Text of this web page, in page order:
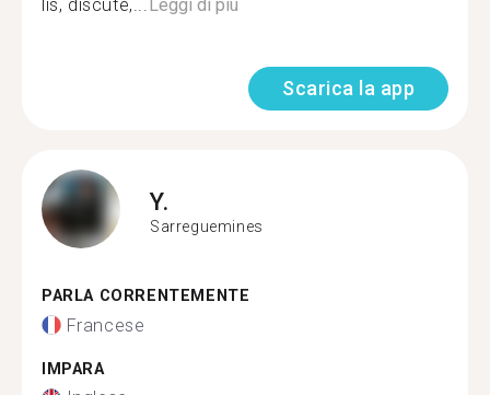
lis, discute,...Leggi di più
Scarica la app
Y.
Sarreguemines
PARLA CORRENTEMENTE
Francese
IMPARA